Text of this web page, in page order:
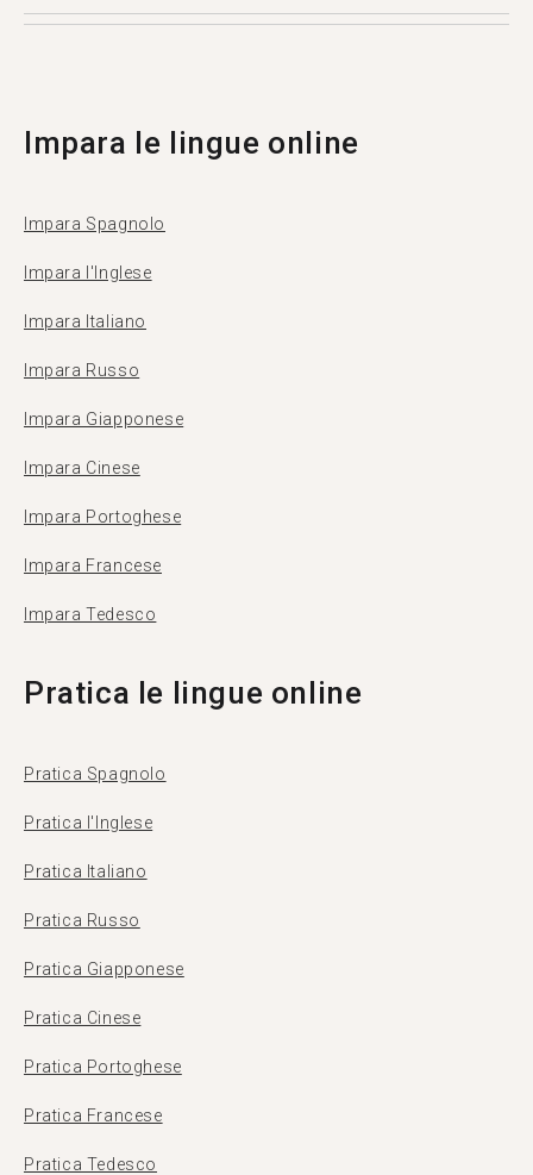
la propria lingua madre. Più di 500.000 persone
Impara le lingue online
Impara Spagnolo
Impara l'Inglese
Impara Italiano
Impara Russo
Impara Giapponese
Impara Cinese
Impara Portoghese
Impara Francese
Impara Tedesco
Pratica le lingue online
Pratica Spagnolo
Pratica l'Inglese
Pratica Italiano
Pratica Russo
Pratica Giapponese
Pratica Cinese
Pratica Portoghese
Pratica Francese
Pratica Tedesco